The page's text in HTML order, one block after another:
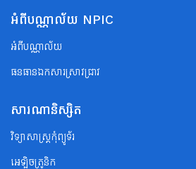
អំពីបណ្ណាល័យ NPIC
អំពីបណ្ណាល័យ
ធនធានឯកសារស្រាវជ្រាវ
សារណានិស្សិត
វិទ្យាសាស្ត្រកុំព្យូទ័រ
អេឡិចត្រូនិក